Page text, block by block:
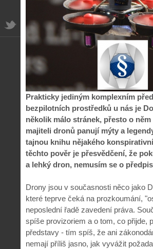
Prakticky jediným komplexním
bezpilotních prostředků u nás je
několik málo stránek, přesto o
majiteli dronů panují mýty a
tajnou knihu nějakého
těchto pověr je přesvědčení, že
a lehký dron, nemusím se o
Drony jsou v současnosti něco jako
které teprve čeká na prozkoumání,
neposlední řadě zavedení práva.
spíše provizoriem a o tom, co přijde,
představy - tím spíš, že ani
nemají příliš jasno, jak vyvážit